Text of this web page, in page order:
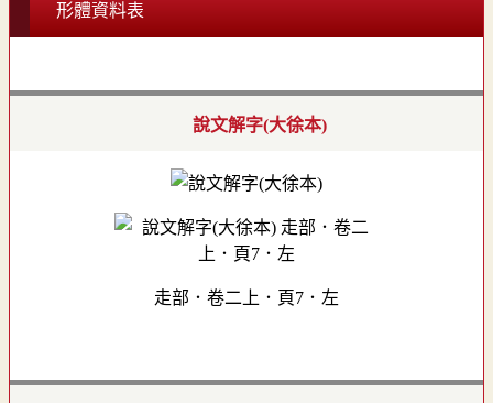
形體資料表
說文解字(大徐本)
走部．卷二上．頁7．左